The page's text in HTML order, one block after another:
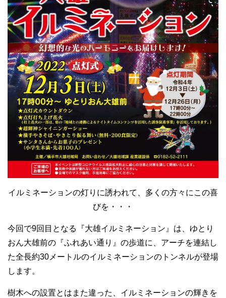
イルミネーションの灯りに誘われて、多くの方々にこの喜
びを・・・
今回で9回目となる『大雄イルミネーション』は、ゆとり
おん大雄前の『ふれあい通り』の歩道に、アーチを連結し
た全長約30メートルのイルミネーションのトンネルが登場
します。
樹木への設置とはまた違った、イルミネーションの輝きを